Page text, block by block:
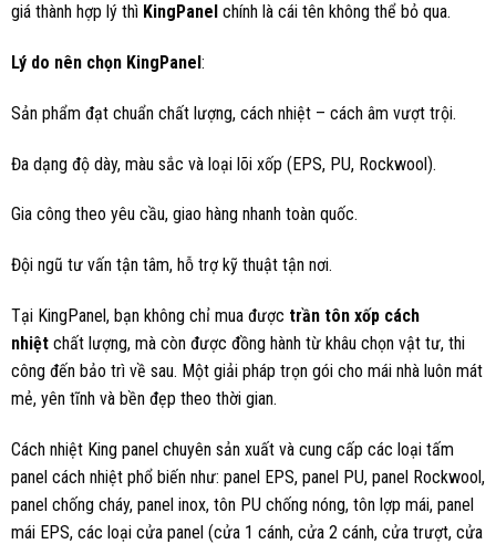
giá thành hợp lý thì KingPanel chính là cái tên không thể bỏ qua.
Lý do nên chọn KingPanel:
Sản phẩm đạt chuẩn chất lượng, cách nhiệt – cách âm vượt trội.
Đa dạng độ dày, màu sắc và loại lõi xốp (EPS, PU, Rockwool).
Gia công theo yêu cầu, giao hàng nhanh toàn quốc.
Đội ngũ tư vấn tận tâm, hỗ trợ kỹ thuật tận nơi.
Tại KingPanel, bạn không chỉ mua được trần tôn xốp cách
nhiệt chất lượng, mà còn được đồng hành từ khâu chọn vật tư, thi
công đến bảo trì về sau. Một giải pháp trọn gói cho mái nhà luôn mát
mẻ, yên tĩnh và bền đẹp theo thời gian.
Cách nhiệt King panel chuyên sản xuất và cung cấp các loại tấm
panel cách nhiệt phổ biến như: panel EPS, panel PU, panel Rockwool,
panel chống cháy, panel inox, tôn PU chống nóng, tôn lợp mái, panel
mái EPS, các loại cửa panel (cửa 1 cánh, cửa 2 cánh, cửa trượt, cửa